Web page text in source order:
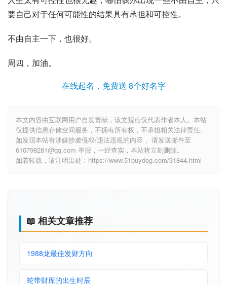
要自己对于任何可能性的结果具有承担和可控性。
不由自主一下，也很好。
周四，加油。
在线起名，免费送 8个好名字
本文内容由互联网用户自发贡献，该文观点仅代表作者本人。本站
仅提供信息存储空间服务，不拥有所有权，不承担相关法律责任。
如发现本站有涉嫌抄袭侵权/违法违规的内容， 请发送邮件至
610798281@qq.com 举报，一经查实，本站将立刻删除。
如若转载，请注明出处：https://www.51buydog.com/31844.html
📖 相关文章推荐
1988龙最佳发财方向
蛇带财库的出生时辰